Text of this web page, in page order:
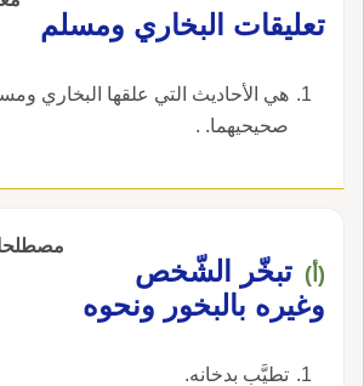
الميم باءً، كقولك سَمَدَ رأْسَه وسَبَدَهُ،
‏تعليقات البخاري ومسلم‏
‏هي الأحاديث التي علقها البخاري
صحيحيهما. ‏.
(أ) تبخّر الشّخص
وغيره بالبخور ونحوه
تطيَّب بدخانه.